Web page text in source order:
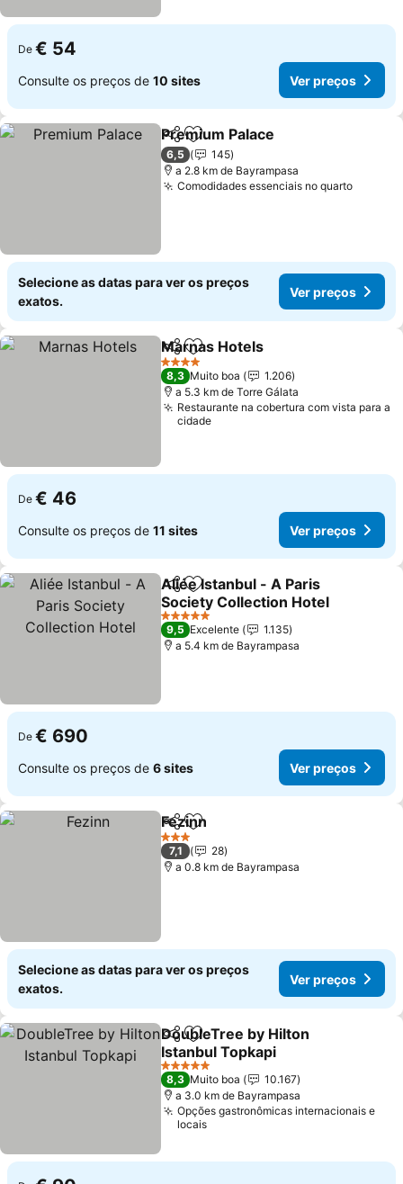
De € 54
Consulte os preços de 10 sites Ver preços
PartilharAdicionar aos favoritos
Premium Palace
6,5
145
a 2.8 km de Bayrampasa
Comodidades essenciais no quarto
Selecione as datas para ver os preços
exatos.
Ver preços
PartilharAdicionar aos favoritos
Marnas Hotels
4 Estrelas
8,3 Muito boa
1.206
a 5.3 km de Torre Gálata
Restaurante na cobertura com vista para a
cidade
De € 46
Consulte os preços de 11 sites Ver preços
PartilharAdicionar aos favoritos
Aliée Istanbul - A Paris
Society Collection Hotel
5 Estrelas
9,5 Excelente
1.135
a 5.4 km de Bayrampasa
De € 690
Consulte os preços de 6 sites Ver preços
PartilharAdicionar aos favoritos
Fezinn
3 Estrelas
7,1
28
a 0.8 km de Bayrampasa
Selecione as datas para ver os preços
exatos.
Ver preços
PartilharAdicionar aos favoritos
DoubleTree by Hilton
Istanbul Topkapi
5 Estrelas
8,3 Muito boa
10.167
a 3.0 km de Bayrampasa
Opções gastronômicas internacionais e
locais